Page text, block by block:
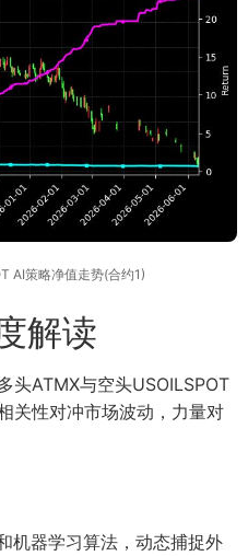
AI策略净值走势(合约1)
解读
头ATMX与空头USOILSPOT
关性对冲市场波动，力量对
机器学习算法，动态捕捉外